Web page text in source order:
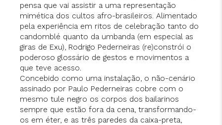
pensa que vai assistir a uma representação
mimética dos cultos afro-brasileiros. Alimentado
pela experiência em ritos de celebração tanto do
candomblé quanto da umbanda (em especial as
giras de Exu), Rodrigo Pederneiras (re)constrói o
poderoso glossário de gestos e movimentos a
que teve acesso.
Concebido como uma instalação, o não-cenário
assinado por Paulo Pederneiras cobre com o
mesmo tule negro os corpos dos bailarinos
sempre que estão fora da cena, transformando-
os em éter, e as três paredes da caixa-preta,